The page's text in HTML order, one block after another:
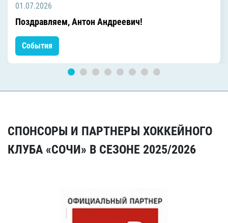
01.07.2026
Поздравляем, Антон Андреевич!
События
СПОНСОРЫ И ПАРТНЕРЫ ХОККЕЙНОГО
КЛУБА «СОЧИ» В СЕЗОНЕ 2025/2026